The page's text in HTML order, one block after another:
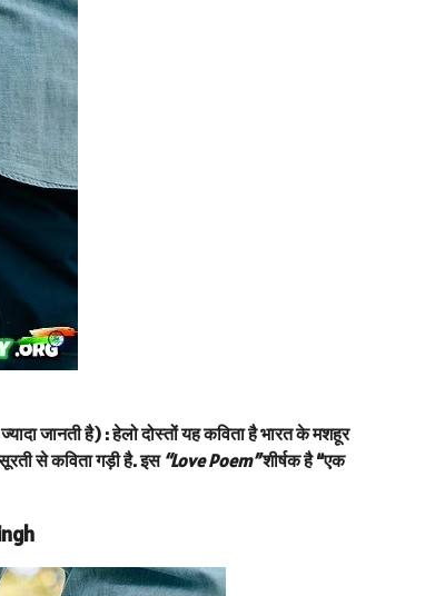
जानती है) :हेलो दोस्तों यह कविता है भारत के मशहूर
से कविता गड़ी है. इस “Love Poem”शीर्षक है “एक